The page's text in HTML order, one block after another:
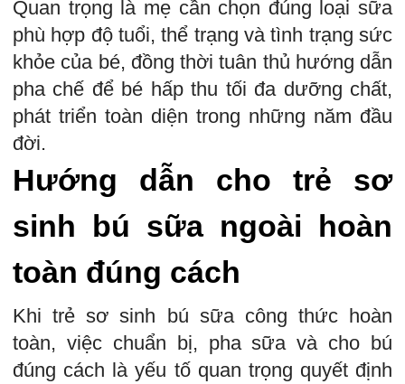
Quan trọng là mẹ cần chọn đúng loại sữa
phù hợp độ tuổi, thể trạng và tình trạng sức
khỏe của bé, đồng thời tuân thủ hướng dẫn
pha chế để bé hấp thu tối đa dưỡng chất,
phát triển toàn diện trong những năm đầu
đời.
Hướng dẫn cho trẻ sơ
sinh bú sữa ngoài hoàn
toàn đúng cách
Khi trẻ sơ sinh bú sữa công thức hoàn
toàn, việc chuẩn bị, pha sữa và cho bú
đúng cách là yếu tố quan trọng quyết định